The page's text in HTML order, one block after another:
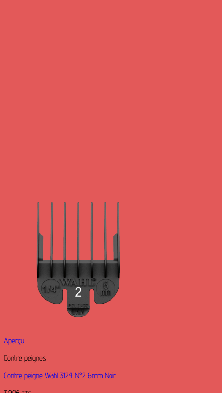
Aperçu
Contre peignes
Contre peigne Wahl 3124 N°2 6mm Noir